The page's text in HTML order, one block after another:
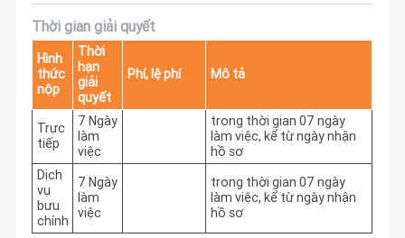
Thời gian giải quyết
Hình
thức
nộp
Thời
hạn
giải
quyết
Phí, lệ phí Mô tả
Trực
tiếp
7 Ngày
làm
việc
trong thời gian 07 ngày
làm việc, kể từ ngày nhận
hồ sơ
Dịch
vụ
bưu
chính
7 Ngày
làm
việc
trong thời gian 07 ngày
làm việc, kể từ ngày nhận
hồ sơ